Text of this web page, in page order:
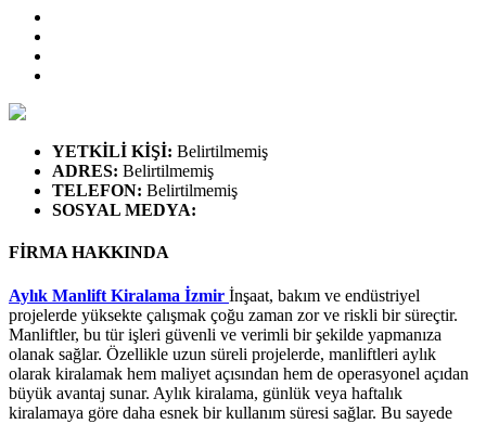
YETKİLİ KİŞİ: Belirtilmemiş
ADRES: Belirtilmemiş
TELEFON: Belirtilmemiş
SOSYAL MEDYA:
FİRMA HAKKINDA
Aylık Manlift Kiralama İzmir İnşaat, bakım ve endüstriyel
projelerde yüksekte çalışmak çoğu zaman zor ve riskli bir süreçtir.
Manliftler, bu tür işleri güvenli ve verimli bir şekilde yapmanıza
olanak sağlar. Özellikle uzun süreli projelerde, manliftleri aylık
olarak kiralamak hem maliyet açısından hem de operasyonel açıdan
büyük avantaj sunar. Aylık kiralama, günlük veya haftalık
kiralamaya göre daha esnek bir kullanım süresi sağlar. Bu sayede